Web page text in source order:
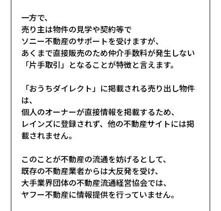
一方で、
売り主は物件の見学や契約等で
ソニー不動産のサポートを受けますが、
あくまで直接販売のため仲介手数料が発生しない
「片手取引」となることが特徴と言えます。
「おうちダイレクト」に掲載される売り出し物件
は、
個人のオーナーが直接情報を掲載するため、
レインズに登録されず、他の不動産サイトには掲
載されません。
このことが不動産の流通を妨げるとして、
既存の不動産業者からは大反発を受け、
大手業界団体の不動産流通経営協会では、
ヤフー不動産に情報提供を行っていません。